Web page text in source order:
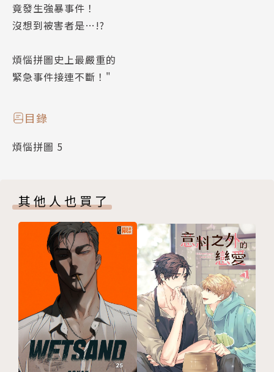
竟發生強暴事件！
沒想到被害者是…!?
煩惱拼圖史上最嚴重的
緊急事件接連不斷！"
目錄
煩惱拼圖 5
其他人也買了